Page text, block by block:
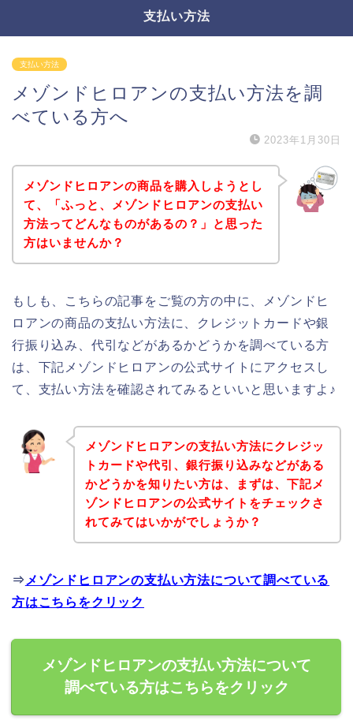
支払い方法
支払い方法
メゾンドヒロアンの支払い方法を調
べている方へ
2023年1月30日
メゾンドヒロアンの商品を購入しようとし
て、「ふっと、メゾンドヒロアンの支払い
方法ってどんなものがあるの？」と思った
方はいませんか？
もしも、こちらの記事をご覧の方の中に、メゾンドヒ
ロアンの商品の支払い方法に、クレジットカードや銀
行振り込み、代引などがあるかどうかを調べている方
は、下記メゾンドヒロアンの公式サイトにアクセスし
て、支払い方法を確認されてみるといいと思いますよ♪
メゾンドヒロアンの支払い方法にクレジッ
トカードや代引、銀行振り込みなどがある
かどうかを知りたい方は、まずは、下記メ
ゾンドヒロアンの公式サイトをチェックさ
れてみてはいかがでしょうか？
⇒ メゾンドヒロアンの支払い方法について調べている
方はこちらをクリック
メゾンドヒロアンの支払い方法について
調べている方はこちらをクリック